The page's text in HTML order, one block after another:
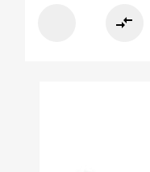
compare_arrows